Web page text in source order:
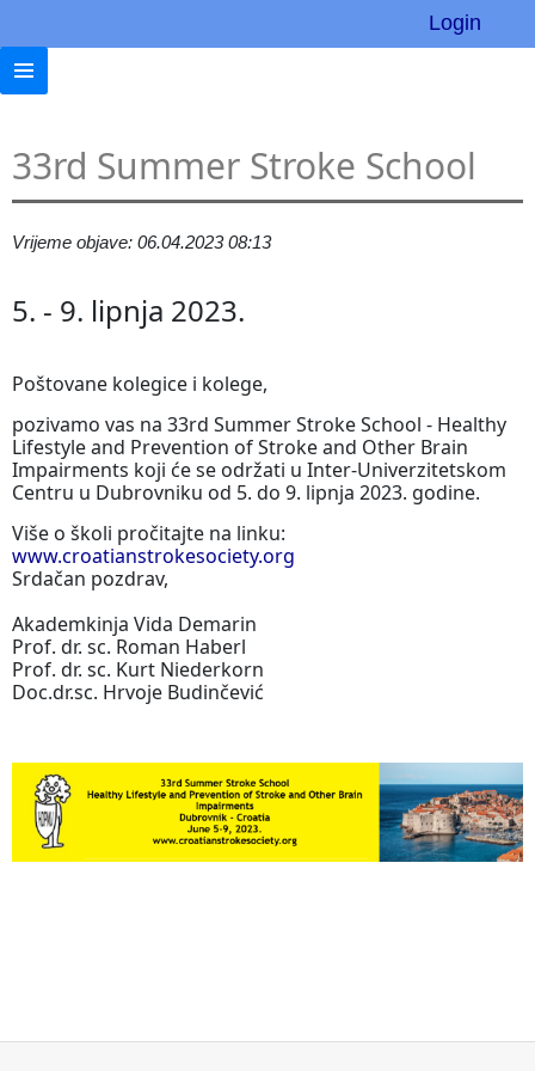
Login
33rd Summer Stroke School
Vrijeme objave: 06.04.2023 08:13
5. - 9. lipnja 2023.
Poštovane kolegice i kolege,
pozivamo vas na 33rd Summer Stroke School - Healthy
Lifestyle and Prevention of Stroke and Other Brain
Impairments koji će se održati u Inter-Univerzitetskom
Centru u Dubrovniku od 5. do 9. lipnja 2023. godine.
Više o školi pročitajte na linku:
www.croatianstrokesociety.org
Srdačan pozdrav,
Akademkinja Vida Demarin
Prof. dr. sc. Roman Haberl
Prof. dr. sc. Kurt Niederkorn
Doc.dr.sc. Hrvoje Budinčević